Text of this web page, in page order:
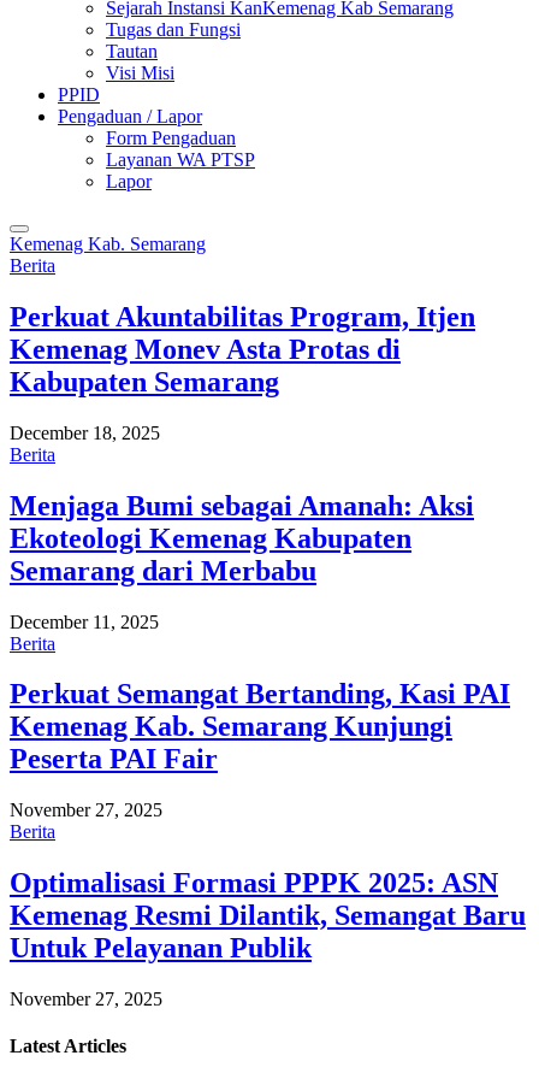
Sejarah Instansi KanKemenag Kab Semarang
Tugas dan Fungsi
Tautan
Visi Misi
PPID
Pengaduan / Lapor
Form Pengaduan
Layanan WA PTSP
Lapor
Kemenag Kab. Semarang
Berita
Perkuat Akuntabilitas Program, Itjen
Kemenag Monev Asta Protas di
Kabupaten Semarang
December 18, 2025
Berita
Menjaga Bumi sebagai Amanah: Aksi
Ekoteologi Kemenag Kabupaten
Semarang dari Merbabu
December 11, 2025
Berita
Perkuat Semangat Bertanding, Kasi PAI
Kemenag Kab. Semarang Kunjungi
Peserta PAI Fair
November 27, 2025
Berita
Optimalisasi Formasi PPPK 2025: ASN
Kemenag Resmi Dilantik, Semangat Baru
Untuk Pelayanan Publik
November 27, 2025
Latest Articles